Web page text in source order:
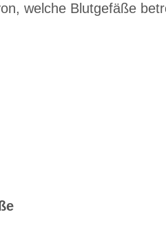
welche Blutgefäße